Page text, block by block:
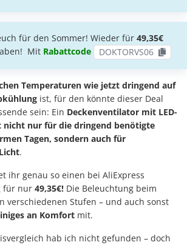
für den Sommer! Wieder für 49,35€
Mit Rabattcode DOKTORVS06
Temperaturen wie jetzt dringend auf
ist, für den könnte dieser Deal
sein: Ein Deckenventilator mit LED-
nicht nur für die dringend benötigte
Tagen, sondern auch für
.
ihr genau so einen bei AliExpress
für nur 49,35€! Die Beleuchtung beim
verschiedenen Stufen – und auch sonst
an Komfort mit.
hab ich nicht gefunden – doch